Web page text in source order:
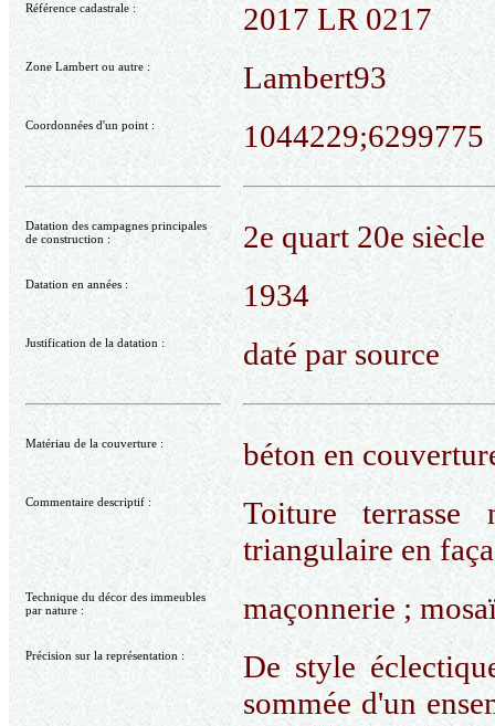
Référence cadastrale : 2017 LR 0217
Zone Lambert ou autre : Lambert93
Coordonnées d'un point : 1044229;6299775
Datation des campagnes principales
de construction :
2e quart 20e siècle
Datation en années : 1934
Justification de la datation : daté par source
Matériau de la couverture : béton en
Commentaire descriptif :
Toiture terrasse
triangulaire en
Technique du décor des immeubles
par nature :
maçonnerie ;
Précision sur la représentation :
De style
sommée d'un